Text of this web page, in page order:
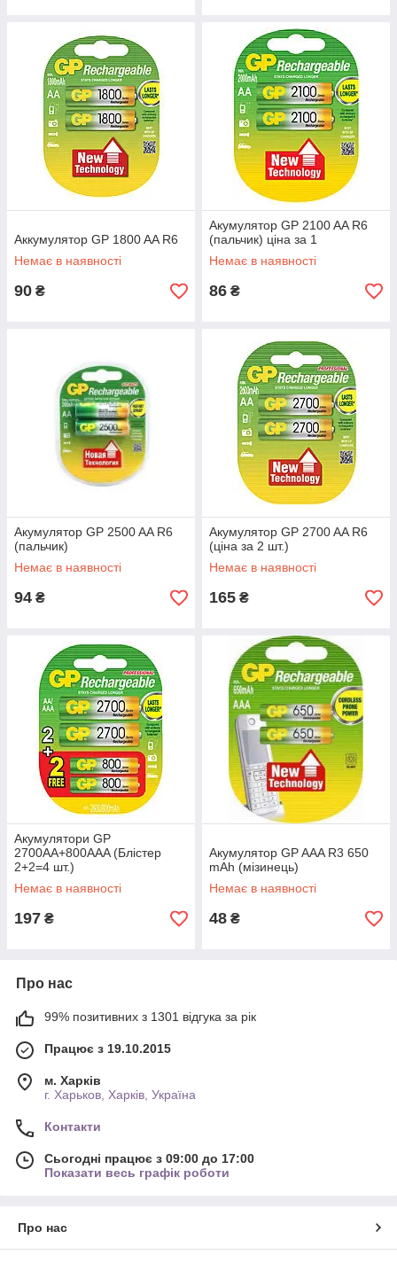
Аккумулятор GP 1800 AA R6
Немає в наявності
90 ₴
Акумулятор GP 2100 AA R6
(пальчик) ціна за 1
Немає в наявності
86 ₴
Акумулятор GP 2500 AA R6
(пальчик)
Немає в наявності
94 ₴
Акумулятор GP 2700 AA R6
(ціна за 2 шт.)
Немає в наявності
165 ₴
Акумулятори GP
2700AA+800AAA (Блістер
2+2=4 шт.)
Немає в наявності
197 ₴
Акумулятор GP AAA R3 650
mAh (мізинець)
Немає в наявності
48 ₴
Про нас
99% позитивних з 1301 відгука за рік
Працює з 19.10.2015
м. Харків
г. Харьков, Харків, Україна
Контакти
Сьогодні працює з 09:00 до 17:00
Показати весь графік роботи
Про нас